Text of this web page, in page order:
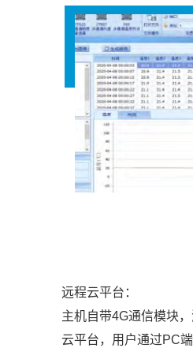
远程云平台：
主机自带4G通信模块
云平台，用户通过PC